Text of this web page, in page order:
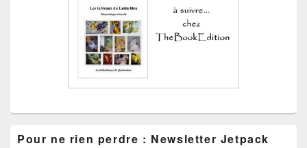
Pour ne rien perdre : Newsletter Jetpack